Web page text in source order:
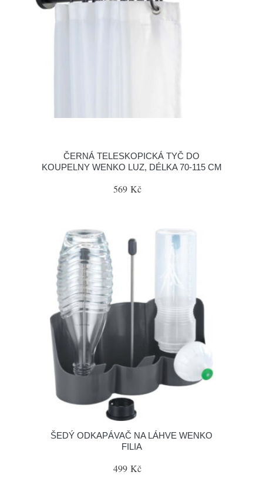
ČERNÁ TELESKOPICKÁ TYČ DO
KOUPELNY WENKO LUZ, DÉLKA 70-115 CM
569 Kč
ŠEDÝ ODKAPÁVAČ NA LÁHVE WENKO
FILIA
499 Kč